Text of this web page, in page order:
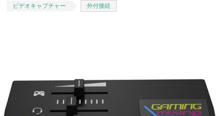
ビデオキャプチャー
外付接続